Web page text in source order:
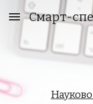
Skip to main
Смарт-